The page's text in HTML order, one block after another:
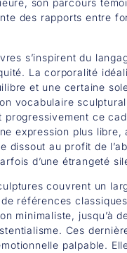
son parcours
des rapports entre
s’inspirent du
La corporalité
et une certaine
vocabulaire
progressivement ce
expression plus libre,
dissout au profit de
d’une étrangeté
couvrent un
références
minimaliste, jusqu’à
Ces
palpable.